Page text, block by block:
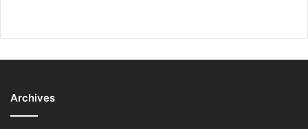
Archives